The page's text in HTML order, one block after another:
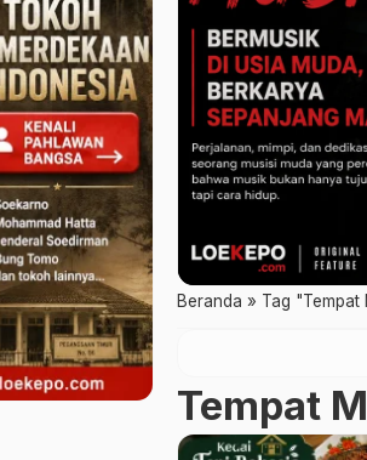
Beranda » Tag "Tempat
Tempat